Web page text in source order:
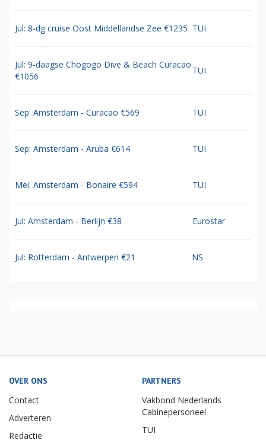
Jul: 8-dg cruise Oost Middellandse Zee €1235 TUI
Jul: 9-daagse Chogogo Dive & Beach Curacao
€1056
TUI
Sep: Amsterdam - Curacao €569 TUI
Sep: Amsterdam - Aruba €614 TUI
Mei: Amsterdam - Bonaire €594 TUI
Jul: Amsterdam - Berlijn €38 Eurostar
Jul: Rotterdam - Antwerpen €21 NS
OVER ONS
Contact
Adverteren
Redactie
PARTNERS
Vakbond Nederlands
Cabinepersoneel
TUI